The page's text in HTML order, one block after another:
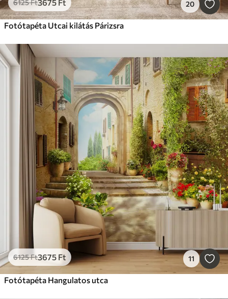
6125Ft3675 Ft 20
Fotótapéta Utcai kilátás Párizsra
6125Ft3675 Ft 11
Fotótapéta Hangulatos utca